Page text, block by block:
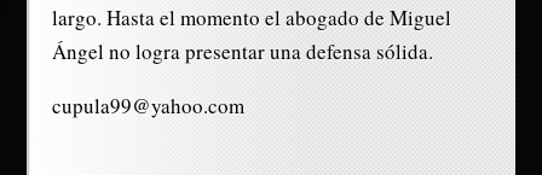
largo. Hasta el momento el abogado de Miguel
Ángel no logra presentar una defensa sólida.
cupula99@yahoo.com